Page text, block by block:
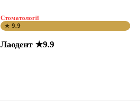
Стоматології
★ 9.9
Лаодент ★9.9